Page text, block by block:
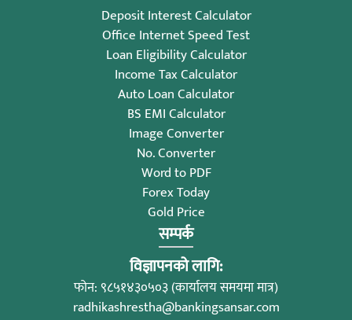
Deposit Interest Calculator
Office Internet Speed Test
Loan Eligibility Calculator
Income Tax Calculator
Auto Loan Calculator
BS EMI Calculator
Image Converter
No. Converter
Word to PDF
Forex Today
Gold Price
सम्पर्क
विज्ञापनको लागि:
फोन: ९८५१४३०५०३ (कार्यालय समयमा मात्र)
radhikashrestha@bankingsansar.com